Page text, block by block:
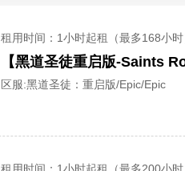
租用时间 ：1小时起租（最多168小时
【黑道圣徒重启版-Saints
区服:黑道圣徒：重启版/Epic/Epic